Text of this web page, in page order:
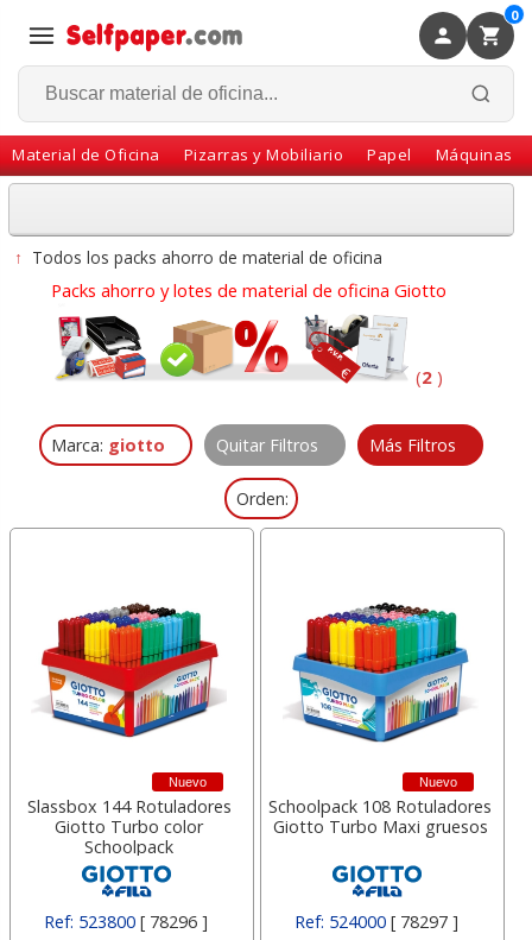
0
Material de Oficina Pizarras y Mobiliario Papel Máquinas
Volver
↑ Todos los packs ahorro de material de oficina
Packs ahorro y lotes de material de oficina Giotto
(2)
Marca: giotto Quitar Filtros Más Filtros
Orden:
Nuevo
Slassbox 144 Rotuladores
Giotto Turbo color
Schoolpack
Ref: 523800[ 78296 ]
Nuevo
Schoolpack 108 Rotuladores
Giotto Turbo Maxi gruesos
Ref: 524000[ 78297 ]